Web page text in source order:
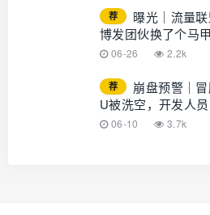
荐
曝光｜流量
博发团伙换了个马
06-26 2.2k
荐
崩盘预警｜
U被洗空，开发人
钱早已不在账上
06-10 3.7k